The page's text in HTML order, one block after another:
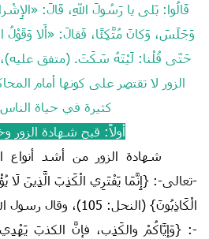
قَالُوا: بَلى يا رَسُولَ اللهِ، قَالَ:
وَجَلَسَ، وَكانَ مُتَّكِئًا، فَقالَ: «أَلا وَقَوْلُ
حَتّى قُلْنا: لَيْتَهُ سَكَتَ. (متفق عليه)،
الزور لا تقتصِر على كونها أمام
كثيرة في حياة الناس
أولاً: قبح شهادة الزور
شهادة الزور من أشد أنواع
-تعالى-: {إِنَّمَا يَفْتَرِي الْكَذِبَ الَّذِينَ لَا
الْكَاذِبُونَ} (النحل:
-: {وَإيَّاكُمْ والكَذِب، فإنَّ الكذبَ